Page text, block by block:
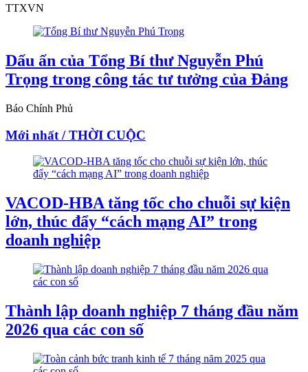
TTXVN
Dấu ấn của Tổng Bí thư Nguyễn Phú
Trọng trong công tác tư tưởng của Đảng
Báo Chính Phủ
Mới nhất / THỜI CUỘC
VACOD-HBA tăng tốc cho chuỗi sự kiện
lớn, thúc đẩy “cách mạng AI” trong
doanh nghiệp
Thành lập doanh nghiệp 7 tháng đầu năm
2026 qua các con số